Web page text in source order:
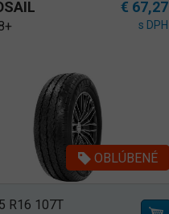
€ 67,27
s DPH
OBLÚBENÉ
R16 107T